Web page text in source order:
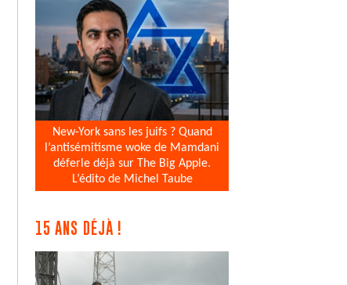
New-York sans les juifs ? Quand
l’antisémitisme woke de Mamdani
déferle déjà sur The Big Apple.
L’édito de Michel Taube
15 ANS DÉJÀ !